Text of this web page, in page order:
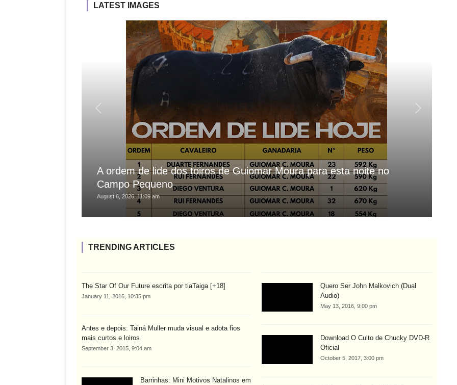
LATEST IMAGES
A ordem de lide dos toiros de Guiomar Moura para esta noite no
Campo Pequeno
August 6, 2026, 11:09 am
TRENDING ARTICLES
The Star Of Our Future escrita por tiaTaiga [+18]
January 11, 2016, 10:35 pm
Antes e depois: Tainá Muller muda visual e adota fios
mais curtos e loiros
September 3, 2015, 9:04 am
Barrinhas: Mini Motivos Natalinos em
Quero Ser John Malkovich (Dual
Audio)
May 13, 2016, 9:00 pm
Download O Culto de Chucky DVD-R
Oficial
October 5, 2017, 3:00 pm